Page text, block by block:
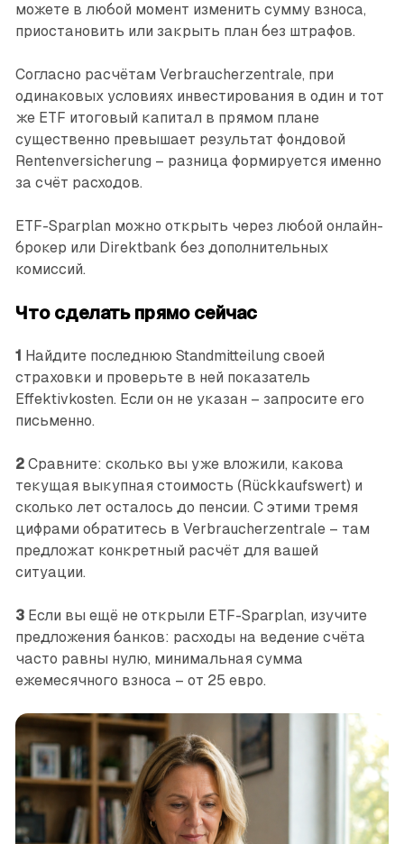
можете в любой момент изменить сумму взноса,
приостановить или закрыть план без штрафов.
Согласно расчётам Verbraucherzentrale, при
одинаковых условиях инвестирования в один и тот
же ETF итоговый капитал в прямом плане
существенно превышает результат фондовой
Rentenversicherung – разница формируется именно
за счёт расходов.
ETF-Sparplan можно открыть через любой онлайн-
брокер или Direktbank без дополнительных
комиссий.
Что сделать прямо сейчас
1 Найдите последнюю Standmitteilung своей
страховки и проверьте в ней показатель
Effektivkosten. Если он не указан – запросите его
письменно.
2Сравните: сколько вы уже вложили, какова
текущая выкупная стоимость (Rückkaufswert) и
сколько лет осталось до пенсии. С этими тремя
цифрами обратитесь в Verbraucherzentrale – там
предложат конкретный расчёт для вашей
ситуации.
3 Если вы ещё не открыли ETF-Sparplan, изучите
предложения банков: расходы на ведение счёта
часто равны нулю, минимальная сумма
ежемесячного взноса – от 25 евро.